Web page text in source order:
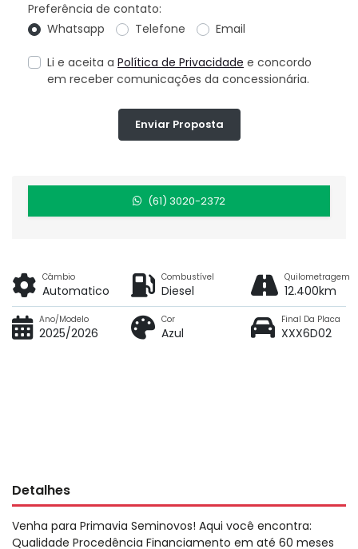
(61) 3020-2372
Preferência de contato:
Whatsapp
Telefone Email
Li e aceita a Política de Privacidade e concordo
em receber comunicações da concessionária.
Enviar Proposta
Câmbio
Automatico
Combustível
Diesel
Quilometragem
12.400km
Ano/Modelo
2025/2026
Cor
Azul
Final Da Placa
XXX6D02
Detalhes
Venha para Primavia Seminovos! Aqui você encontra:
Qualidade Procedência Financiamento em até 60 meses